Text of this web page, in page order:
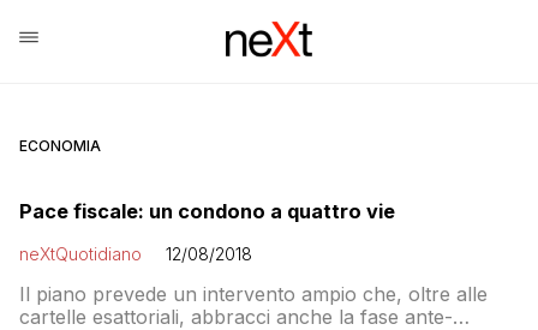
ECONOMIA
Pace fiscale: un condono a quattro vie
neXtQuotidiano 12/08/2018
Il piano prevede un intervento ampio che, oltre alle
cartelle esattoriali, abbracci anche la fase ante-